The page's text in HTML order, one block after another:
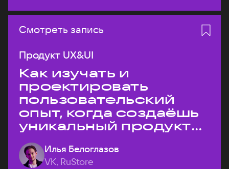
Смотреть запись
Продукт UX&UI
Как изучать и
проектировать
пользовательский
опыт, когда создаёшь
уникальный продукт
на рынке?
Илья Белоглазов
VK, RuStore